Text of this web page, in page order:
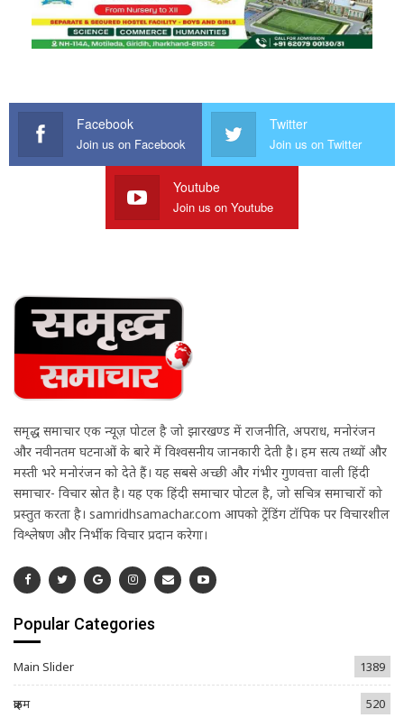
Facebook
Join us on Facebook
Twitter
Join us on Twitter
Youtube
Join us on Youtube
समृद्ध समाचार एक न्यूज़ पोर्टल है जो झारखण्ड में राजनीति, अपराध, मनोरंजन
और नवीनतम घटनाओं के बारे में विश्वसनीय जानकारी देती है। हम सत्य तथ्यों और
मस्ती भरे मनोरंजन को देते हैं। यह सबसे अच्छी और गंभीर गुणवत्ता वाली हिंदी
समाचार- विचार स्रोत है। यह एक हिंदी समाचार पोर्टल है, जो सचित्र समाचारों को
प्रस्तुत करता है। samridhsamachar.com आपको ट्रेंडिंग टॉपिक पर विचारशील
विश्लेषण और निर्भीक विचार प्रदान करेगा।
Popular Categories
Main Slider 1389
क्राइम 520